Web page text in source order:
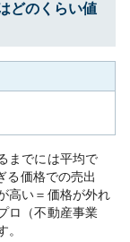
どのくらい値
までには平均で
る価格での売出
高い＝価格が外れ
ロ（不動産事業